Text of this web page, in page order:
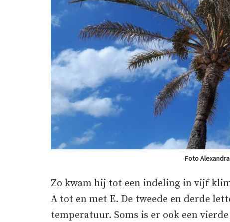
Foto
Zo kwam hij tot een indeling in vijf
A tot en met E. De tweede en derde
temperatuur. Soms is er ook een